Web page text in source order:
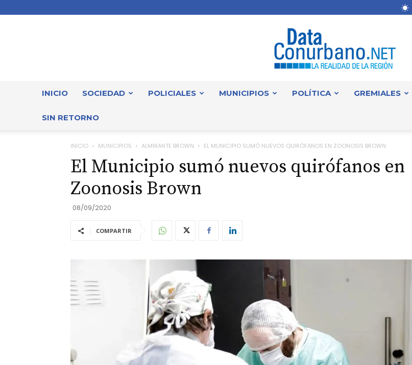
INICIO SOCIEDAD POLICIALES MUNICIPIOS POLÍTICA GREMIALES
SIN RETORNO
INICIO MUNICIPIOS ALMIRANTE BROWN EL MUNICIPIO SUMÓ NUEVOS QUIRÓFANOS EN ZOONOSIS BROWN
El Municipio sumó nuevos quirófanos en
Zoonosis Brown
08/09/2020
COMPARTIR